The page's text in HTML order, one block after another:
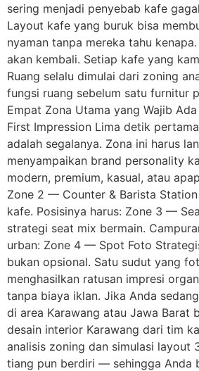
sering menjadi penyebab kafe
Layout kafe yang buruk bisa
nyaman tanpa mereka tahu
akan kembali. Setiap kafe yang
Ruang selalu dimulai dari zoning
fungsi ruang sebelum satu furnitur
Empat Zona Utama yang Wajib
First Impression Lima detik
adalah segalanya. Zona ini harus
menyampaikan brand personality
modern, premium, kasual, atau
Zone 2 — Counter & Barista
kafe. Posisinya harus: Zone 3 —
strategi seat mix bermain.
urban: Zone 4 — Spot Foto
bukan opsional. Satu sudut yang
menghasilkan ratusan impresi
tanpa biaya iklan. Jika Anda
di area Karawang atau Jawa Barat
desain interior Karawang dari tim
analisis zoning dan simulasi layout
tiang pun berdiri — sehingga Anda